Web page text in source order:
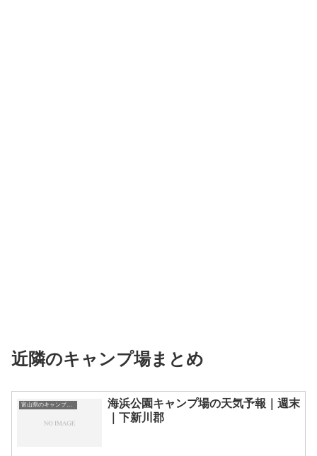
近隣のキャンプ場まとめ
富山県のキャンプ場一覧
海浜公園キャンプ場の天気予報｜週末
｜下新川郡